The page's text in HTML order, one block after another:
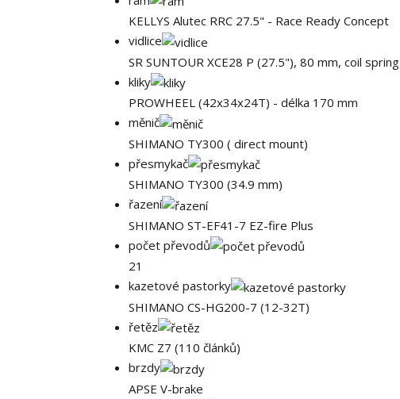
KELLYS Alutec RRC 27.5" - Race Ready Concept
vidlice
SR SUNTOUR XCE28 P (27.5"), 80 mm, coil spring
kliky
PROWHEEL (42x34x24T) - délka 170 mm
měnič
SHIMANO TY300 ( direct mount)
přesmykač
SHIMANO TY300 (34.9 mm)
řazení
SHIMANO ST-EF41-7 EZ-fire Plus
počet převodů
21
kazetové pastorky
SHIMANO CS-HG200-7 (12-32T)
řetěz
KMC Z7 (110 článků)
brzdy
APSE V-brake